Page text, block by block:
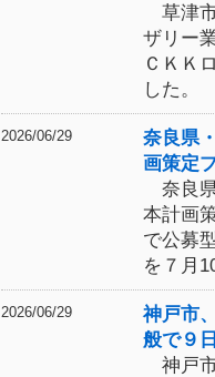
草津
ザリー
ＣＫＫ
した。
2026/06/29
奈良県
画策定
奈良
本計画
で公募
を７月
2026/06/29
神戸市
般で９
神戸